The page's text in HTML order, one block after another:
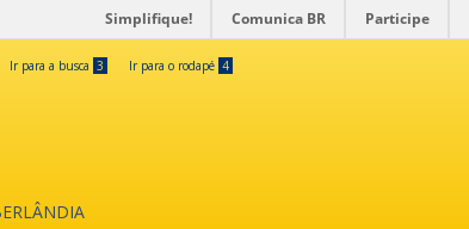
Simplifique! Comunica BR Participe
Ir para a busca 3 Ir para o rodapé 4